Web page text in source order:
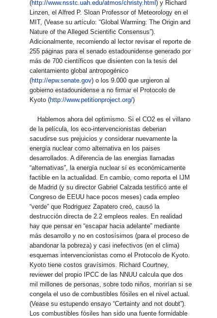
(http://www.nsstc.uah.edu/atmos/christy.html) y Richard
Linzen, el Alfred P. Sloan Professor of Meteorology en el
MIT, (Vease su artículo: “Global Warming: The Origin and
Nature of the Alleged Scientific Consensus”).
Adicionalmente, recomiendo al lector revisar el reporte de
255 páginas para el senado estadounidense generado por
más de 700 científicos que disienten con la tesis del
calentamiento global antropogénico
(http://epw.senate.gov) o los 9.000 que urgieron al
gobierno estadounidense a no firmar el Protocolo de
Kyoto (http://www.petitionproject.org/)
Hablemos ahora del optimismo. Si el CO2 es el villano
de la película, los eco-intervencionistas deberian
sacudirse sus prejuicios y considerar nuevamente la
energía nuclear como alternativa en los paises
desarrollados. A diferencia de las energias llamadas
“alternativas”, la energía nuclear sí es económicamente
factible en la actualidad. En cambio, como reporta el IJM
de Madrid (y su director Gabriel Calzada testificó ante el
Congreso de EEUU hace pocos meses) cada empleo
“verde” que Rodriguez Zapatero creó, causó la
destrucción directa de 2.2 empleos reales. En realidad
hay que pensar en “escapar hacia adelante” mediante
más desarrollo y no en costosísimos (para el proceso de
abandonar la pobreza) y casi inefectivos (en el clima)
esquemas intervencionistas como el Protocolo de Kyoto.
Kyoto tiene costos gravísimos. Richard Courtney,
reviewer del propio IPCC de las NNUU calcula que dos
mil millones de personas, sobre todo niños, morirían si se
congela el uso de combustibles fósiles en el nivel actual.
(Vease su estupendo ensayo “Certainty and not doubt”).
Los combustibles fósiles han sido una fuente formidable